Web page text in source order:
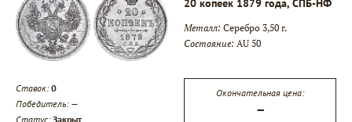
20 копеек 1879 года, СПБ-НФ
Металл: Серебро 3,50 г.
Состояние: AU 50
Ставок:0
Победитель: —
Статус:Закрыт
Окончательная цена:
—